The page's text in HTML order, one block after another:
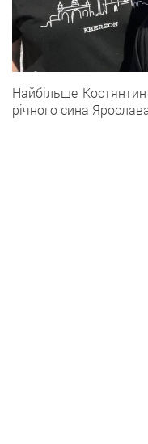
Найбільше
річного сина